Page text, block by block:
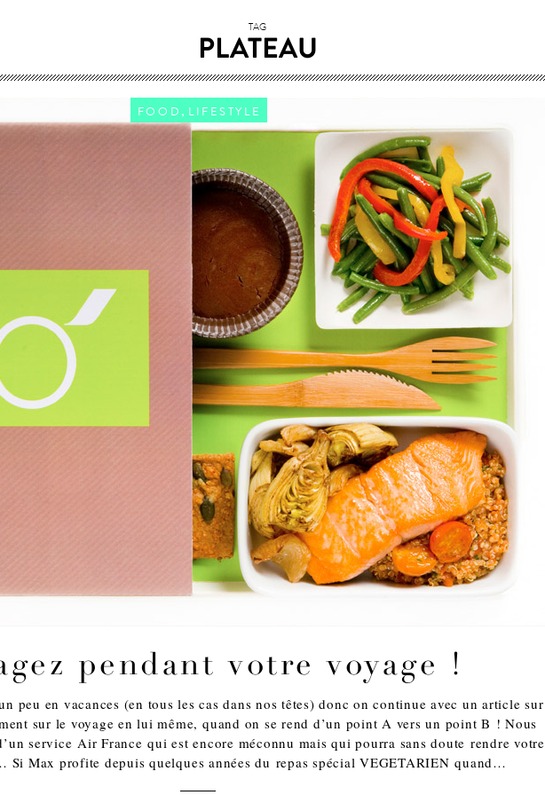
TAG
PLATEAU
FOOD , LIFESTYLE
pendant votre voyage !
peu en vacances (en tous les cas dans nos têtes) donc on continue avec un article sur
sur le voyage en lui même, quand on se rend d’un point A vers un point B ! Nous
service Air France qui est encore méconnu mais qui pourra sans doute rendre votre
Si Max profite depuis quelques années du repas spécial VEGETARIEN quand…